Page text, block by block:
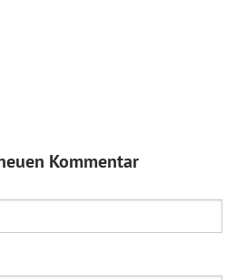
Kommentar